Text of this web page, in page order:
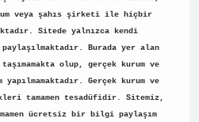
veya şahıs şirketi ile hiçbir
Sitede yalnızca kendi
paylaşılmaktadır. Burada yer alan
olup, gerçek kurum ve
Gerçek kurum ve
tamamen tesadüfidir. Sitemiz,
ücretsiz bir bilgi paylaşım